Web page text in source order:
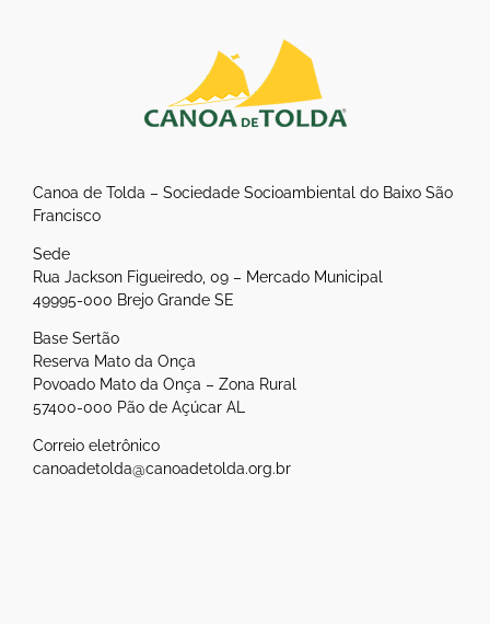
Canoa de Tolda – Sociedade Socioambiental do Baixo São
Francisco
Sede
Rua Jackson Figueiredo, 09 – Mercado Municipal
49995-000 Brejo Grande SE
Base Sertão
Reserva Mato da Onça
Povoado Mato da Onça – Zona Rural
57400-000 Pão de Açúcar AL
Correio eletrônico
canoadetolda@canoadetolda.org.br